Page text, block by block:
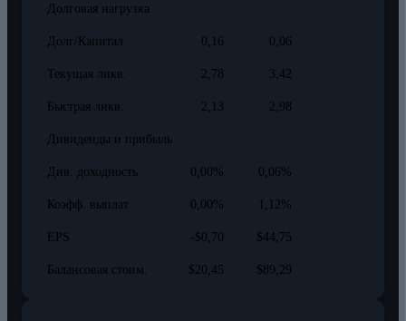
Долговая нагрузка
Долг/Капитал 0,16 0,06
Текущая ликв. 2,78 3,42
Быстрая ликв. 2,13 2,98
Дивиденды и прибыль
Див. доходность 0,00% 0,06%
Коэфф. выплат 0,00% 1,12%
EPS -$0,70 $44,75
Балансовая стоим. $20,45 $89,29